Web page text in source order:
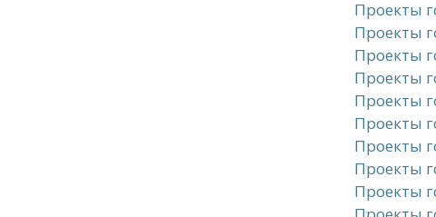
Проекты
Проекты
Проекты
Проекты
Проекты
Проекты
Проекты
Проекты
Проекты